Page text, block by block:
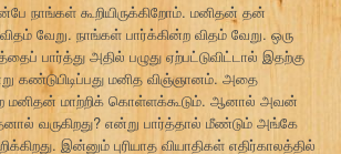
நாங்கள் கூறியிருக்கிறோம். மனிதன் தன்
வேறு. நாங்கள் பார்க்கின்ற விதம் வேறு. ஒரு
பார்த்து அதில் பழுது ஏற்பட்டுவிட்டால் இதற்கு
கண்டுபிடிப்பது மனித விஞ்ஞானம். அதை
மனிதன் மாற்றிக் கொள்ளக்கூடும். ஆனால் அவன்
வருகிறது? என்று பார்த்தால் மீண்டும் அங்கே
இன்னும் புரியாத வியாதிகள் எதிர்காலத்தில்